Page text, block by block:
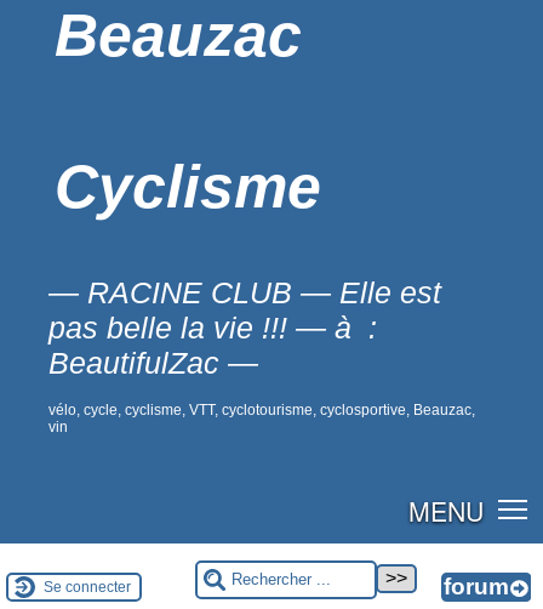
Beauzac
Cyclisme
— RACINE CLUB — Elle est
pas belle la vie !!! — à :
BeautifulZac —
vélo, cycle, cyclisme, VTT, cyclotourisme, cyclosportive, Beauzac,
vin
MENU
Se connecter